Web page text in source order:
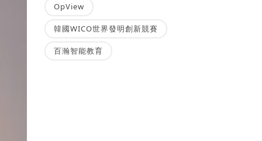
OpView
韓國WICO世界發明創新競賽
百瀚智能教育